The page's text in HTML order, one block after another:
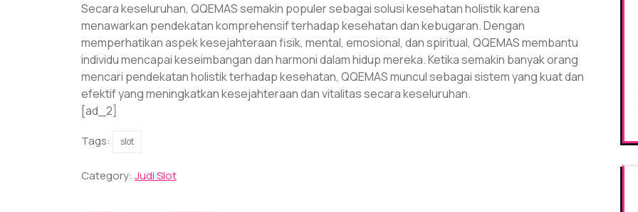
Secara keseluruhan, QQEMAS semakin populer sebagai solusi kesehatan holistik karena
menawarkan pendekatan komprehensif terhadap kesehatan dan kebugaran. Dengan
memperhatikan aspek kesejahteraan fisik, mental, emosional, dan spiritual, QQEMAS membantu
individu mencapai keseimbangan dan harmoni dalam hidup mereka. Ketika semakin banyak orang
mencari pendekatan holistik terhadap kesehatan, QQEMAS muncul sebagai sistem yang kuat dan
efektif yang meningkatkan kesejahteraan dan vitalitas secara keseluruhan.
[ad_2]
Tags: slot
Category: Judi Slot